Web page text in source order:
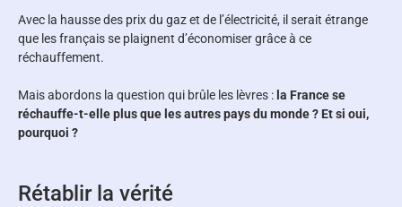
Avec la hausse des prix du gaz et de l’électricité, il serait étrange
que les français se plaignent d’économiser grâce à ce
réchauffement.
Mais abordons la question qui brûle les lèvres : la France se
réchauffe-t-elle plus que les autres pays du monde ? Et si oui,
pourquoi ?
Rétablir la vérité